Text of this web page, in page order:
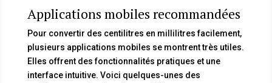
Applications mobiles recommandées
Pour convertir des centilitres en millilitres facilement,
plusieurs applications mobiles se montrent très utiles.
Elles offrent des fonctionnalités pratiques et une
interface intuitive. Voici quelques-unes des